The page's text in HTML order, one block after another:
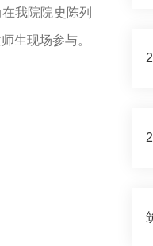
我院院史陈列
生现场参与。